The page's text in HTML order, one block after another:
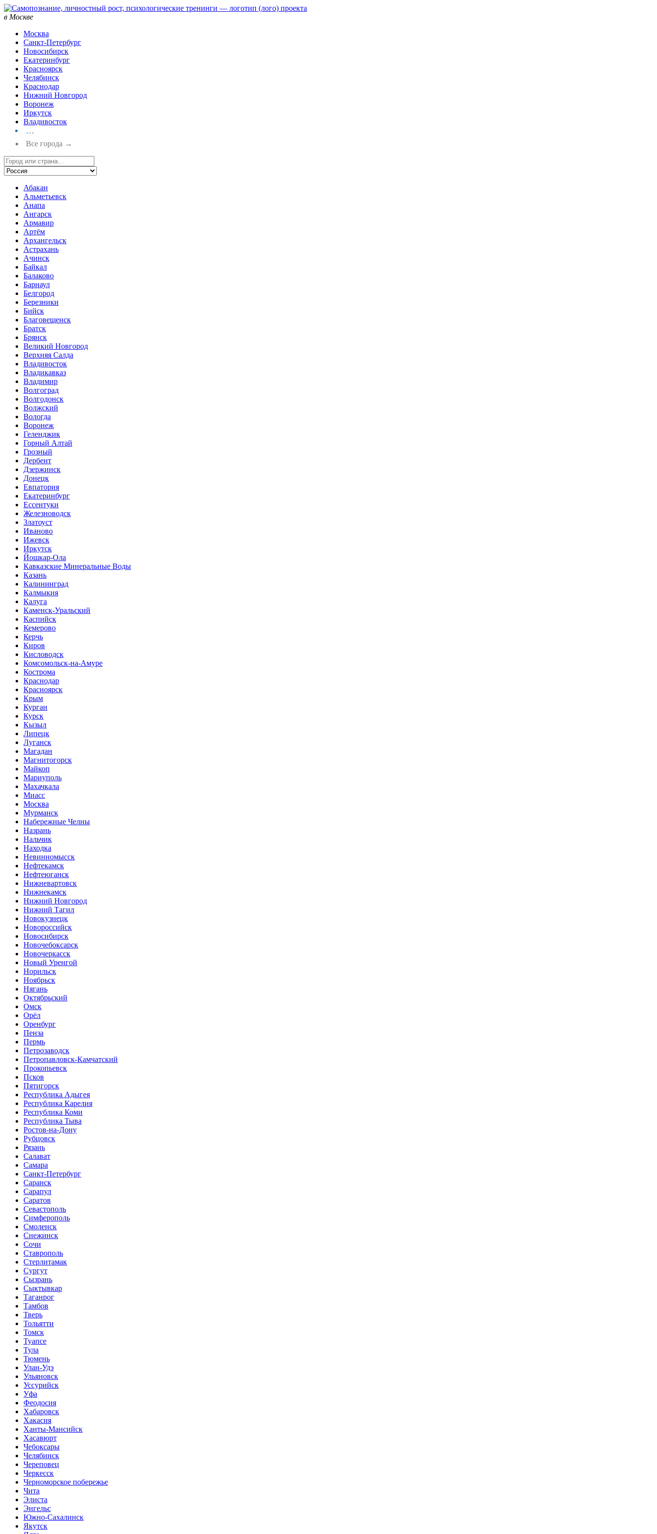
в Москве
Москва
Санкт-Петербург
Новосибирск
Екатеринбург
Красноярск
Челябинск
Краснодар
Нижний Новгород
Воронеж
Иркутск
Владивосток
…
Все города →
Абакан
Альметьевск
Анапа
Ангарск
Армавир
Артём
Архангельск
Астрахань
Ачинск
Байкал
Балаково
Барнаул
Белгород
Березники
Бийск
Благовещенск
Братск
Брянск
Великий Новгород
Верхняя Салда
Владивосток
Владикавказ
Владимир
Волгоград
Волгодонск
Волжский
Вологда
Воронеж
Геленджик
Горный Алтай
Грозный
Дербент
Дзержинск
Донецк
Евпатория
Екатеринбург
Ессентуки
Железноводск
Златоуст
Иваново
Ижевск
Иркутск
Йошкар-Ола
Кавказские Минеральные Воды
Казань
Калининград
Калмыкия
Калуга
Каменск-Уральский
Каспийск
Кемерово
Керчь
Киров
Кисловодск
Комсомольск-на-Амуре
Кострома
Краснодар
Красноярск
Крым
Курган
Курск
Кызыл
Липецк
Луганск
Магадан
Магнитогорск
Майкоп
Мариуполь
Махачкала
Миасс
Москва
Мурманск
Набережные Челны
Назрань
Нальчик
Находка
Невинномысск
Нефтекамск
Нефтеюганск
Нижневартовск
Нижнекамск
Нижний Новгород
Нижний Тагил
Новокузнецк
Новороссийск
Новосибирск
Новочебоксарск
Новочеркасск
Новый Уренгой
Норильск
Ноябрьск
Нягань
Октябрьский
Омск
Орёл
Оренбург
Пенза
Пермь
Петрозаводск
Петропавловск-Камчатский
Прокопьевск
Псков
Пятигорск
Республика Адыгея
Республика Карелия
Республика Коми
Республика Тыва
Ростов-на-Дону
Рубцовск
Рязань
Салават
Самара
Санкт-Петербург
Саранск
Сарапул
Саратов
Севастополь
Симферополь
Смоленск
Снежинск
Сочи
Ставрополь
Стерлитамак
Сургут
Сызрань
Сыктывкар
Таганрог
Тамбов
Тверь
Тольятти
Томск
Туапсе
Тула
Тюмень
Улан-Удэ
Ульяновск
Уссурийск
Уфа
Феодосия
Хабаровск
Хакасия
Ханты-Мансийск
Хасавюрт
Чебоксары
Челябинск
Череповец
Черкесск
Черноморское побережье
Чита
Элиста
Энгельс
Южно-Сахалинск
Якутск